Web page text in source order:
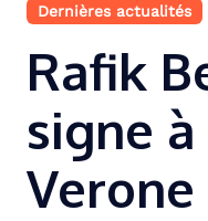
Dernières actualités
Rafik
signe
Verone